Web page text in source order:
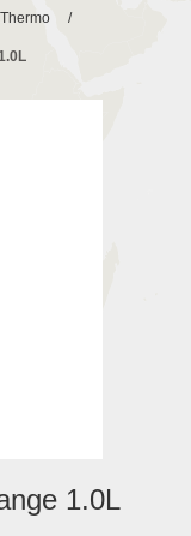
Thermo /
1.0L